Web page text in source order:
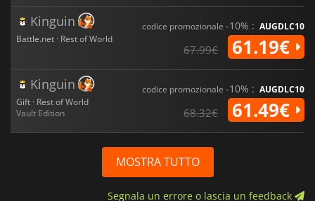
Kinguin
Battle.net · Rest of World
codice promozionale -10% : AUGDLC10
67.99€ 61.19€
Kinguin
Gift · Rest of World
Vault Edition
codice promozionale -10% : AUGDLC10
68.32€ 61.49€
MOSTRA TUTTO
Segnala un errore o lascia un feedback